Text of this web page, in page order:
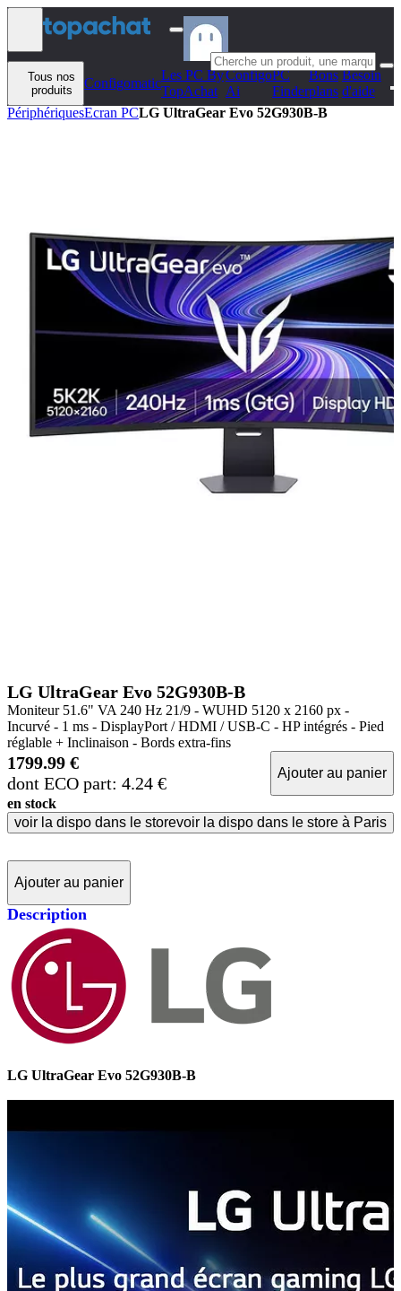
Aller au contenu
Tous nos
produits
Configomatic
Les PC By
TopAchat
Configo
Ai
PC
Finder
Bons
plans
Besoin
d'aide
PériphériquesEcran PCLG UltraGear Evo 52G930B-B
LG UltraGear Evo 52G930B-B
Moniteur 51.6" VA 240 Hz 21/9 - WUHD 5120 x 2160 px -
Incurvé - 1 ms - DisplayPort / HDMI / USB-C - HP intégrés - Pied
réglable + Inclinaison - Bords extra-fins
1799.99 €
dont ECO part: 4.24 €
Ajouter au panier
en stock
voir la dispo dans le storevoir la dispo dans le store à Paris
Ajouter au panier
Description
LG UltraGear Evo 52G930B-B